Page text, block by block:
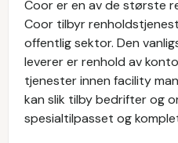
Coor er en av de største
Coor tilbyr
offentlig sektor. Den
leverer er renhold av
tjenester innen facility
kan slik tilby bedrifter og
spesialtilpasset og